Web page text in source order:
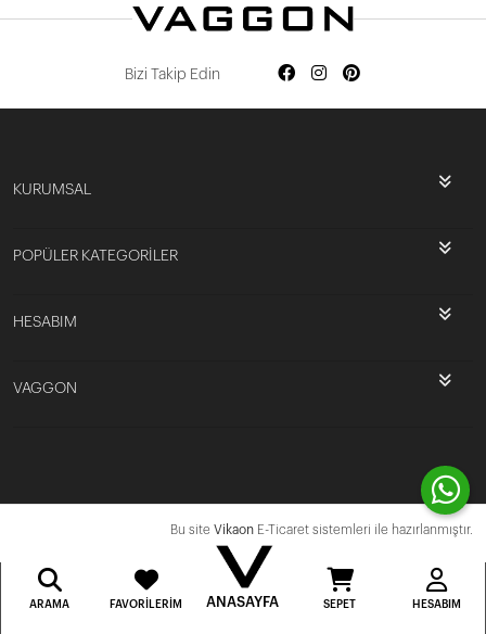
Bizi Takip Edin
KURUMSAL
POPÜLER KATEGORİLER
HESABIM
VAGGON
Bu site Vikaon E-Ticaret sistemleri ile hazırlanmıştır.
ARAMA FAVORILERIM ANASAYFA SEPET HESABIM